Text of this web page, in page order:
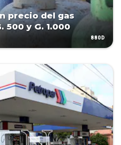
precio del gas
doméstico entre G. 500 y G. 1.000
880D